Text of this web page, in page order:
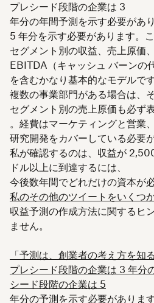
プレシード段階の企業は 3
年分の年間予測を示す必要があ
5 年分を示す必要があります。こ
セグメント別の収益、売上原価
EBITDA（キャッシュ バーンの
を含むかなり基本的なモデルです
複数の事業部門がある場合は、
セグメント別の売上原価も必ず
。経費はマーケティングと営業
研究開発をカバーしている必要
私が確認するのは、収益が
ドル以上に到達するには、
今後数年間でどれだけの資本が
私のその他のツイートをいくつ
収益予測の作成方法に関するヒ
ません。
「予測は、創業者の考え方を知
プレシード段階の企業は 3 年分
シード段階の企業は 5
年分の予測を示す必要がありま